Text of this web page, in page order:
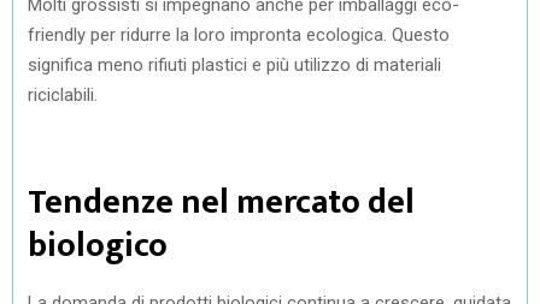
friendly per ridurre la loro impronta ecologica. Questo
significa meno rifiuti plastici e più utilizzo di materiali
riciclabili.
Tendenze nel mercato del
biologico